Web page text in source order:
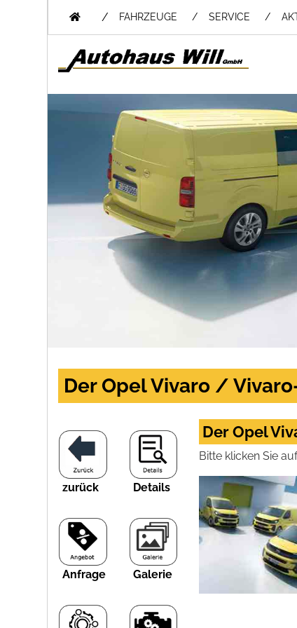
/ FAHRZEUGE SERVICE
Der Opel Vivaro /
zurück Details
Anfrage Galerie
Der Opel
Bitte klicken Sie